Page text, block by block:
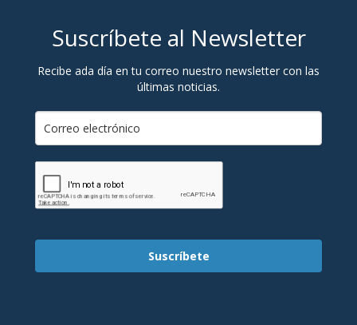
Suscríbete al Newsletter
Recibe ada día en tu correo nuestro newsletter con las
últimas noticias.
Suscríbete